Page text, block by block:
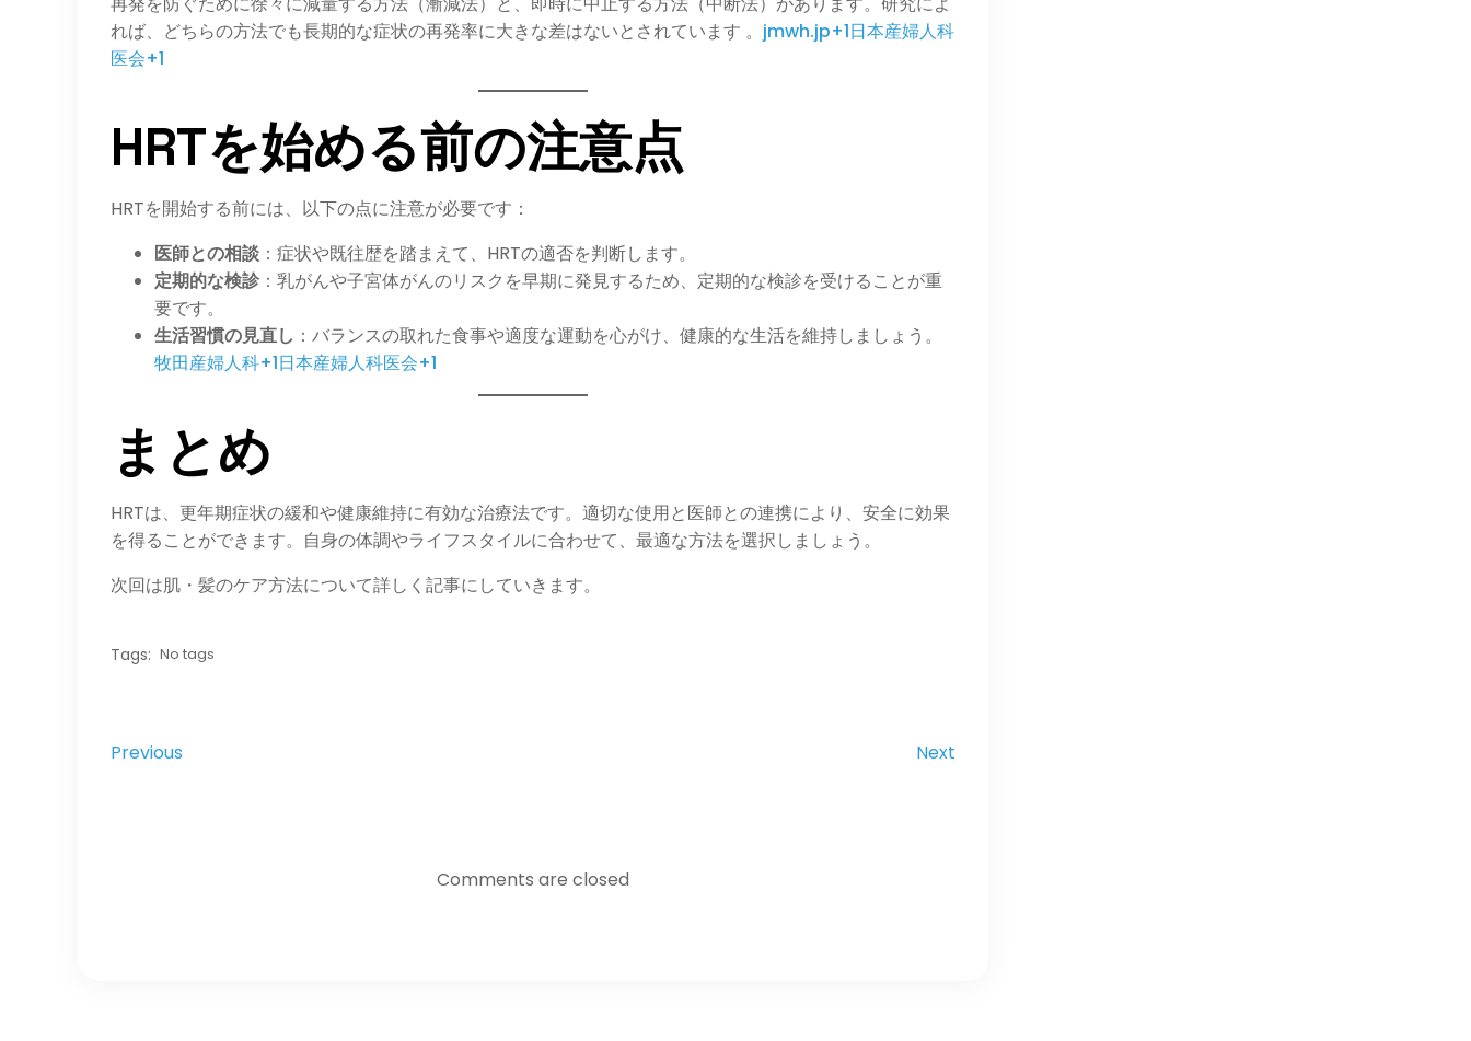
れば、どちらの方法でも長期的な症状の再発率に大きな差はないとされています 。​ jmwh.jp+1日本産婦人科
医会+1
HRTを始める前の注意点
HRTを開始する前には、以下の点に注意が必要です：​
医師との相談 ：​症状や既往歴を踏まえて、HRTの適否を判断します。
定期的な検診：​乳がんや子宮体がんのリスクを早期に発見するため、定期的な検診を受けることが重
要です。
生活習慣の見直し ：​バランスの取れた食事や適度な運動を心がけ、健康的な生活を維持しましょう。​
牧田産婦人科+1日本産婦人科医会+1
まとめ
HRTは、更年期症状の緩和や健康維持に有効な治療法です。​適切な使用と医師との連携により、安全に効果
を得ることができます。​自身の体調やライフスタイルに合わせて、最適な方法を選択しましょう。
次回は肌・髪のケア方法について詳しく記事にしていきます。
Tags: No tags
Previous Next
Comments are closed